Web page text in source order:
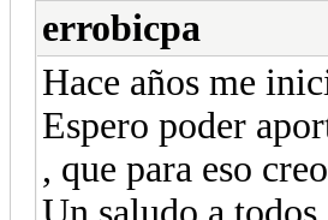
errobicpa
Hace años me
Espero poder
, que para eso